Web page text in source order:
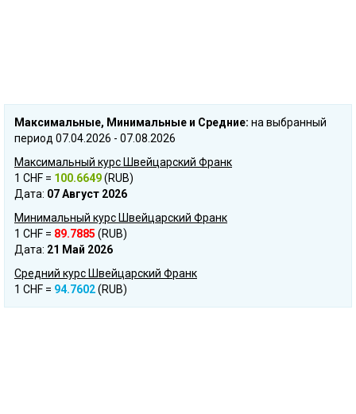
Mаксимальные, Mинимальные и Cредние: на выбранный
период 07.04.2026 - 07.08.2026
Максимальный курс Швейцарский Франк
1 CHF = 100.6649(RUB)
Дата: 07 Август 2026
Минимальный курс Швейцарский Франк
1 CHF = 89.7885 (RUB)
Дата: 21 Май 2026
Средний курс Швейцарский Франк
1 CHF = 94.7602(RUB)